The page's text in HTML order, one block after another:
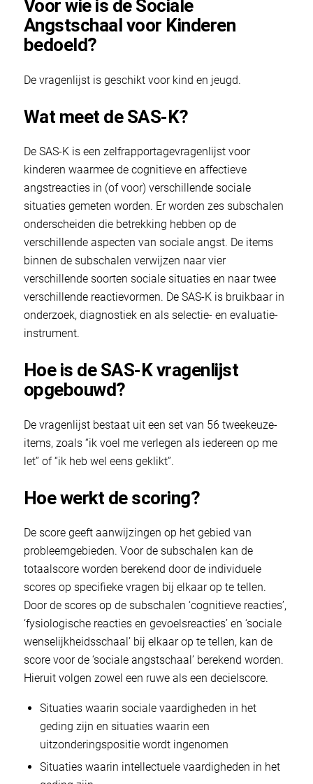
Voor wie is de Sociale
Angstschaal voor Kinderen
bedoeld?
De vragenlijst is geschikt voor kind en jeugd.
Wat meet de SAS-K?
De SAS-K is een zelfrapportagevragenlijst voor
kinderen waarmee de cognitieve en affectieve
angstreacties in (of voor) verschillende sociale
situaties gemeten worden. Er worden zes subschalen
onderscheiden die betrekking hebben op de
verschillende aspecten van sociale angst. De items
binnen de subschalen verwijzen naar vier
verschillende soorten sociale situaties en naar twee
verschillende reactievormen. De SAS-K is bruikbaar in
onderzoek, diagnostiek en als selectie- en evaluatie-
instrument.
Hoe is de SAS-K vragenlijst
opgebouwd?
De vragenlijst bestaat uit een set van 56 tweekeuze-
items, zoals “ik voel me verlegen als iedereen op me
let” of “ik heb wel eens geklikt”.
Hoe werkt de scoring?
De score geeft aanwijzingen op het gebied van
probleemgebieden. Voor de subschalen kan de
totaalscore worden berekend door de individuele
scores op specifieke vragen bij elkaar op te tellen.
Door de scores op de subschalen ‘cognitieve reacties’,
‘fysiologische reacties en gevoelsreacties’ en ‘sociale
wenselijkheidsschaal’ bij elkaar op te tellen, kan de
score voor de ‘sociale angstschaal’ berekend worden.
Hieruit volgen zowel een ruwe als een decielscore.
Situaties waarin sociale vaardigheden in het
geding zijn en situaties waarin een
uitzonderingspositie wordt ingenomen
Situaties waarin intellectuele vaardigheden in het